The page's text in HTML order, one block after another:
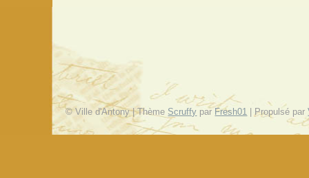
© Ville d'Antony | Thème Scruffy par Fresh01 | Propulsé par